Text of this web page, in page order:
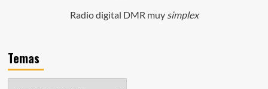
Radio digital DMR muy simplex
Temas